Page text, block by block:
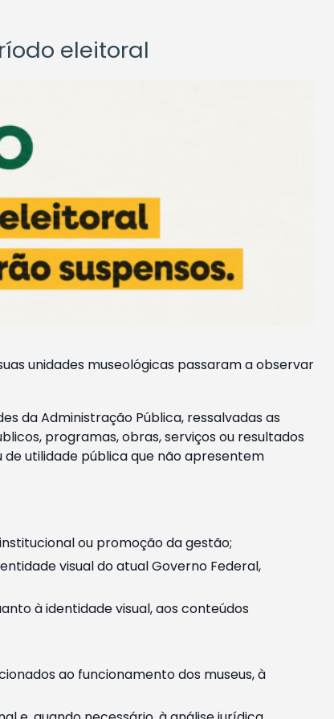
eleitoral
unidades museológicas passaram a observar
da Administração Pública, ressalvadas as
programas, obras, serviços ou resultados
utilidade pública que não apresentem
ou promoção da gestão;
visual do atual Governo Federal,
à identidade visual, aos conteúdos
ao funcionamento dos museus, à